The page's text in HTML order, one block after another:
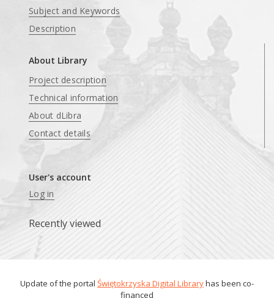
Subject and Keywords
Description
About Library
Project description
Technical information
About dLibra
Contact details
User's account
Log in
Recently viewed
Update of the portal Świętokrzyska Digital Libraryhas been co-
financed